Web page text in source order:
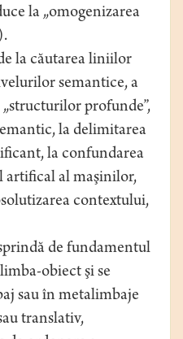
la „omogenizarea
la căutarea liniilor
semantice, a
„structurilor profunde”,
la delimitarea
la confundarea
artifical al maşinilor,
contextului,
de fundamentul
obiect şi se
sau în metalimbaje
translativ,